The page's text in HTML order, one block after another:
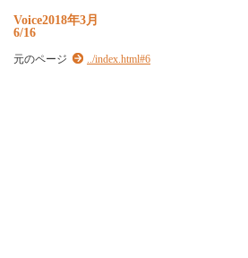
Voice2018年3月
6/16
元のページ ../index.html#6